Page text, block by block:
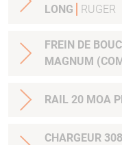
LONG
RUGER
FREIN DE
MAGNUM
RAIL 20 MOA
CHARGEUR